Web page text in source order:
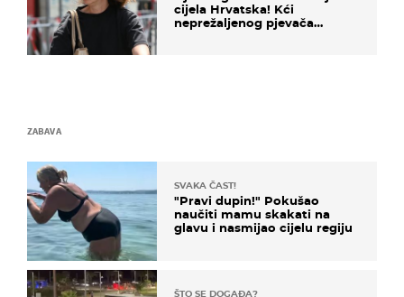
cijela Hrvatska! Kći
neprežaljenog pjevača
ZABAVA
SVAKA ČAST!
"Pravi dupin!" Pokušao
naučiti mamu skakati na
glavu i nasmijao cijelu regiju
ŠTO SE DOGAĐA?